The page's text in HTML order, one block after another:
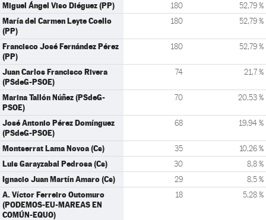
Miguel Ángel Viso Diéguez (PP) 180 52,79 %
María del Carmen Leyte Coello
(PP)
180 52,79 %
Francisco José Fernández Pérez
(PP)
180 52,79 %
Juan Carlos Francisco Rivera
(PSdeG-PSOE)
74 21,7 %
Marina Tallón Núñez (PSdeG-
PSOE)
70 20,53 %
José Antonio Pérez Domínguez
(PSdeG-PSOE)
68 19,94 %
Montserrat Lama Novoa (Cs) 35 10,26 %
Luis Garayzabal Pedrosa (Cs) 30 8,8 %
Ignacio Juan Martín Amaro (Cs) 29 8,5 %
A. Víctor Ferreiro Outomuro
(PODEMOS-EU-MAREAS EN
COMÚN-EQUO)
18 5,28 %